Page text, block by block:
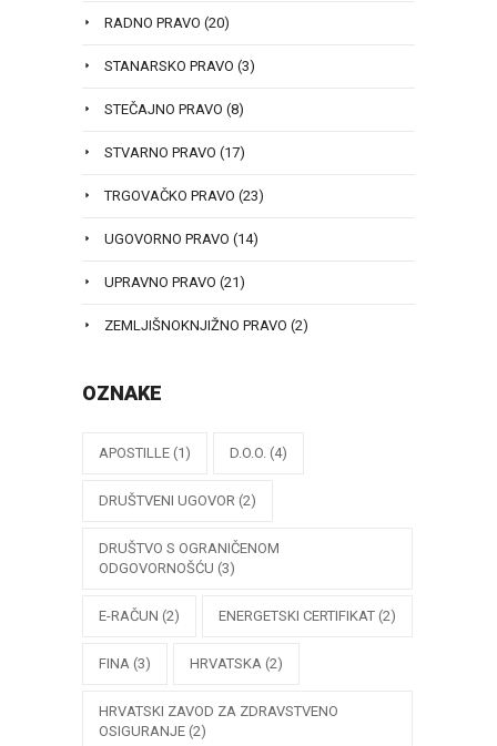
RADNO PRAVO (20)
STANARSKO PRAVO (3)
STEČAJNO PRAVO (8)
STVARNO PRAVO (17)
TRGOVAČKO PRAVO (23)
UGOVORNO PRAVO (14)
UPRAVNO PRAVO (21)
ZEMLJIŠNOKNJIŽNO PRAVO (2)
OZNAKE
APOSTILLE (1) D.O.O. (4)
DRUŠTVENI UGOVOR (2)
DRUŠTVO S OGRANIČENOM
ODGOVORNOŠĆU (3)
E-RAČUN (2) ENERGETSKI CERTIFIKAT (2)
FINA (3) HRVATSKA (2)
HRVATSKI ZAVOD ZA ZDRAVSTVENO
OSIGURANJE (2)